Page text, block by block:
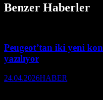
Benzer Haberler
Peugeot’tan iki yeni
yazılıyor
24.04.2026HABER